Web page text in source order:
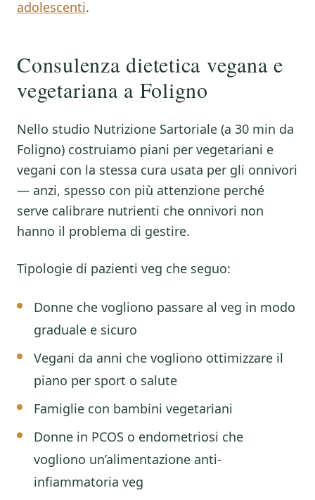
adolescenti.
Consulenza dietetica vegana e
vegetariana a Foligno
Nello studio Nutrizione Sartoriale (a 30 min da
Foligno) costruiamo piani per vegetariani e
vegani con la stessa cura usata per gli onnivori
— anzi, spesso con più attenzione perché
serve calibrare nutrienti che onnivori non
hanno il problema di gestire.
Tipologie di pazienti veg che seguo:
Donne che vogliono passare al veg in modo
graduale e sicuro
Vegani da anni che vogliono ottimizzare il
piano per sport o salute
Famiglie con bambini vegetariani
Donne in PCOS o endometriosi che
vogliono un’alimentazione anti-
infiammatoria veg